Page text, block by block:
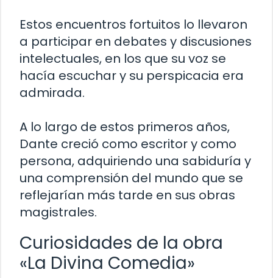
Estos encuentros fortuitos lo llevaron
a participar en debates y discusiones
intelectuales, en los que su voz se
hacía escuchar y su perspicacia era
admirada.
A lo largo de estos primeros años,
Dante creció como escritor y como
persona, adquiriendo una sabiduría y
una comprensión del mundo que se
reflejarían más tarde en sus obras
magistrales.
Curiosidades de la obra
«La Divina Comedia»